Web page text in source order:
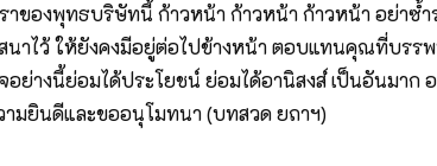
ของพุทธบริษัทนี้ ก้าวหน้า ก้าวหน้า ก้าวหน้า อย่าซ้
นาไว้ ให้ยังคงมีอยู่ต่อไปข้างหน้า ตอบแทนคุณที่บรร
อย่างนี้ย่อมได้ประโยชน์ ย่อมได้อานิสงส์ เป็นอันมาก
มยินดีและขออนุโมทนา (บทสวด ยถาฯ)